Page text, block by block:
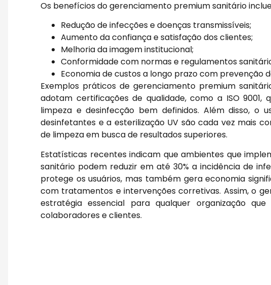
Os benefícios do gerenciamento premium sanitário
Redução de infecções e doenças transmissíveis;
Aumento da confiança e satisfação dos clientes;
Melhoria da imagem institucional;
Conformidade com normas e regulamentos
Economia de custos a longo prazo com prevenção
Exemplos práticos de gerenciamento premium
adotam certificações de qualidade, como a ISO
limpeza e desinfecção bem definidos. Além disso, o
desinfetantes e a esterilização UV são cada vez mais
de limpeza em busca de resultados superiores.
Estatísticas recentes indicam que ambientes que
sanitário podem reduzir em até 30% a incidência de
protege os usuários, mas também gera economia
com tratamentos e intervenções corretivas. Assim, o
estratégia essencial para qualquer organização
colaboradores e clientes.